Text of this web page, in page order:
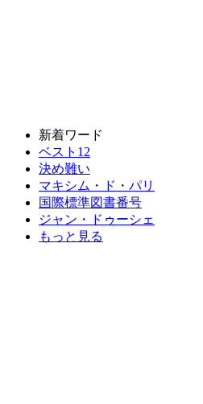
新着ワード
ベスト12
決め難い
マキシム・ド・パリ
国際標準図書番号
ジャン・ドゥーシェ
もっと見る